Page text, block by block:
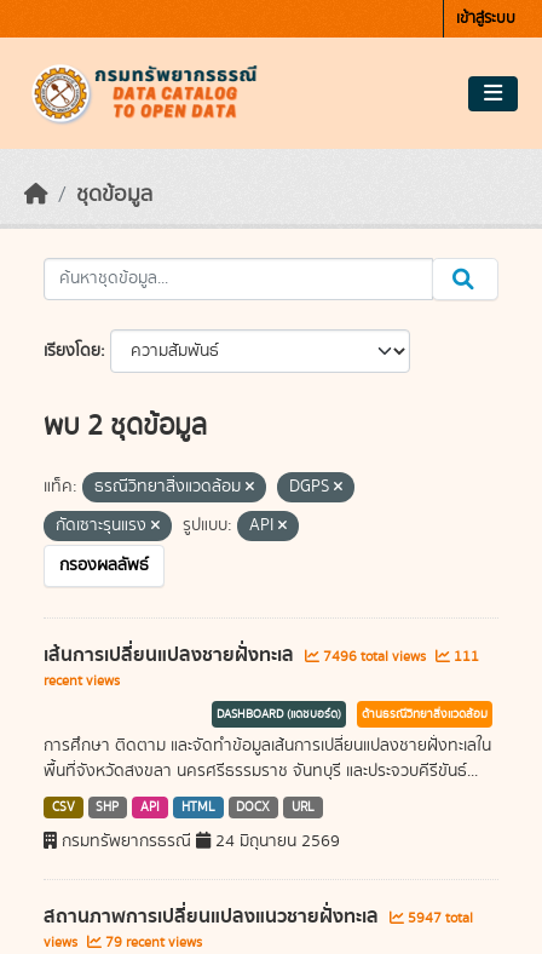
เข้าสู่ระบบ
ชุดข้อมูล
เรียงโดย
พบ 2 ชุดข้อมูล
แท็ค: ธรณีวิทยาสิ่งแวดล้อม
DGPS
กัดเซาะรุนแรง
รูปแบบ:
API
กรองผลลัพธ์
เส้นการเปลี่ยนแปลงชายฝั่งทะเล 7496 total views
111
recent views
DASHBOARD (แดชบอร์ด) ด้านธรณีวิทยาสิ่งแวดล้อม
การศึกษา ติดตาม และจัดทำข้อมูลเส้นการเปลี่ยนแปลงชายฝั่งทะเลใน
พื้นที่จังหวัดสงขลา นครศรีธรรมราช จันทบุรี และประจวบคีรีขันธ์...
CSV SHP API HTML DOCX URL
กรมทรัพยากรธรณี 24 มิถุนายน 2569
สถานภาพการเปลี่ยนแปลงแนวชายฝั่งทะเล
5947 total
views
79 recent views